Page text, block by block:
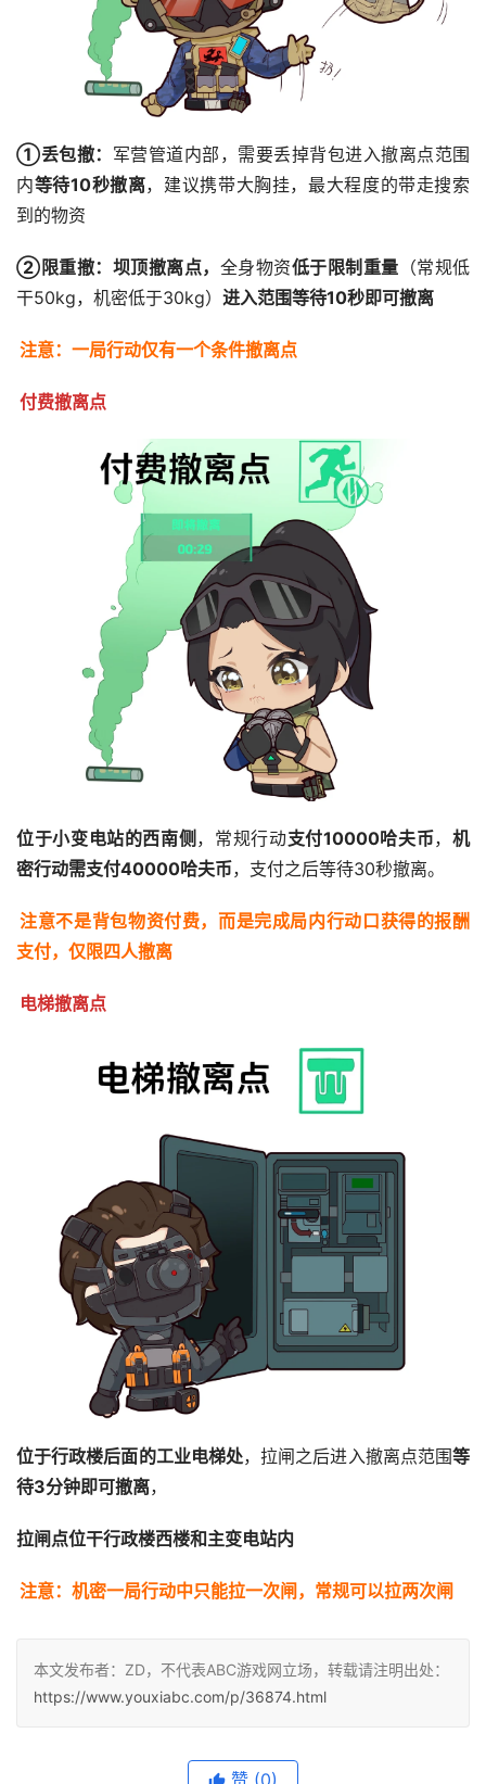
①丢包撤： 军营管道内部，需要丢掉背包进入撤离点范围
内等待10秒撤离，建议携带大胸挂，最大程度的带走搜索
到的物资
②限重撤：坝顶撤离点， 全身物资低于限制重量 （常规低
干50kg，机密低于30kg） 进入范围等待10秒即可撤离
注意：一局行动仅有一个条件撤离点
付费撤离点
位于小变电站的西南侧 ，常规行动支付10000哈夫币，机
密行动需支付40000哈夫币，支付之后等待30秒撤离。
注意不是背包物资付费，而是完成局内行动口获得的报酬
支付，仅限四人撤离
电梯撤离点
位于行政楼后面的工业电梯处，拉闸之后进入撤离点范围等
待3分钟即可撤离，
拉闸点位干行政楼西楼和主变电站内
注意：机密一局行动中只能拉一次闸，常规可以拉两次闸
本文发布者：ZD，不代表ABC游戏网立场，转载请注明出处：
https://www.youxiabc.com/p/36874.html